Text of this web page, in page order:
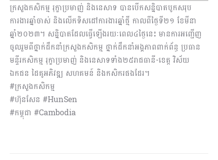
ក្រសួងកសិកម្ម រុក្ខាប្រមាញ់ និងនេសាទ បានបើកសន្និបាតបូកសរុប
ការងារឆ្នាំចាស់ និងលើកទិសដៅការងារឆ្នាំថ្មី កាលពីថ្ងៃទី២១ ខែមីនា
ឆ្នាំ២០២៣។ សន្និបាតដែលធ្វើឡើងរយៈពេល៤ថ្ងៃនេះ មានការអញ្ជើញ
ចូលរួមពីថ្នាក់ដឹកនាំក្រសួងកសិកម្ម ថ្នាក់ដឹកនាំអង្គភាពពាក់ព័ន្ធ ប្រធាន
មន្ទីរកសិកម្ម រុក្ខាប្រមាញ់ និងនេសាទទាំង២៥រាជធានី-ខេត្ត វិស័យ
ឯកជន ដៃគូអភិវឌ្ឍ សហគមន៍ និងកសិករផងដែរ។
#ក្រសួងកសិកម្ម
#ហ៊ុនសែន #HunSen
#កម្ពុជា #Cambodia